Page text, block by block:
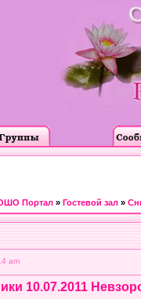
Портал » Гостевой зал »
am
10.07.2011